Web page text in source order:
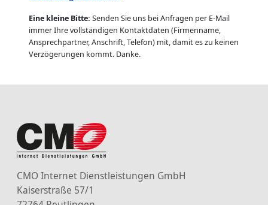
Eine kleine Bitte: Senden Sie uns bei Anfragen per E-Mail
immer Ihre vollständigen Kontaktdaten (Firmenname,
Ansprechpartner, Anschrift, Telefon) mit, damit es zu keinen
Verzögerungen kommt. Danke.
CMO Internet Dienstleistungen GmbH
Kaiserstraße 57/1